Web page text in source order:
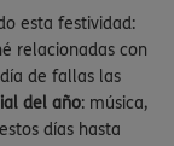
esta festividad:
relacionadas con
de fallas las
del año: música,
días hasta